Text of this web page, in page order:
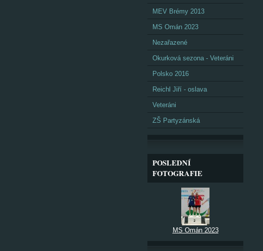
MEV Brémy 2013
MS Omán 2023
Nezařazené
Okurková sezona - Veteráni
Polsko 2016
Reichl Jiří - oslava
Veteráni
ZŠ Partyzánská
POSLEDNÍ
FOTOGRAFIE
MS Omán 2023